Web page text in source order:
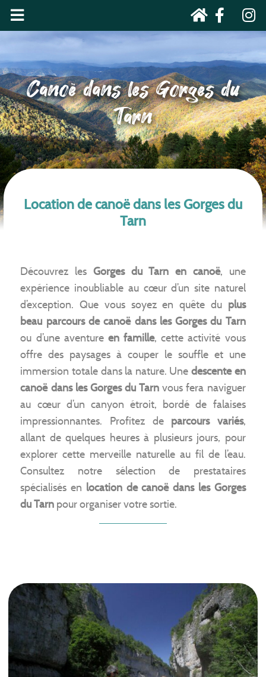
Canoë dans les Gorges du
Tarn
Location de canoë dans les Gorges du
Tarn
Découvrez les Gorges du Tarn en canoë, une
expérience inoubliable au cœur d’un site naturel
d’exception. Que vous soyez en quête du plus
beau parcours de canoë dans les Gorges du Tarn
ou d’une aventure en famille, cette activité vous
offre des paysages à couper le souffle et une
immersion totale dans la nature. Unedescente en
canoë dans les Gorges du Tarn vous fera naviguer
au cœur d’un canyon étroit, bordé de falaises
impressionnantes. Profitez de parcours variés,
allant de quelques heures à plusieurs jours, pour
explorer cette merveille naturelle au fil de l’eau.
Consultez notre sélection de prestataires
spécialisés en location de canoë dans les Gorges
du Tarn pour organiser votre sortie.